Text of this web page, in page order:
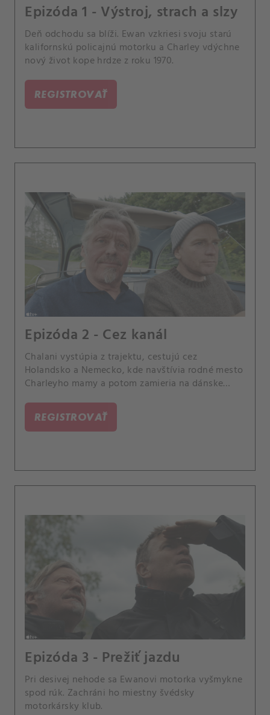
Epizóda 1 - Výstroj, strach a slzy
Deň odchodu sa blíži. Ewan vzkriesi svoju starú
kalifornskú policajnú motorku a Charley vdýchne
nový život kope hrdze z roku 1970.
REGISTROVAŤ
Epizóda 2 - Cez kanál
Chalani vystúpia z trajektu, cestujú cez
Holandsko a Nemecko, kde navštívia rodné mesto
Charleyho mamy a potom zamieria na dánske
REGISTROVAŤ
Epizóda 3 - Prežiť jazdu
Pri desivej nehode sa Ewanovi motorka vyšmykne
spod rúk. Zachráni ho miestny švédsky
motorkársky klub.